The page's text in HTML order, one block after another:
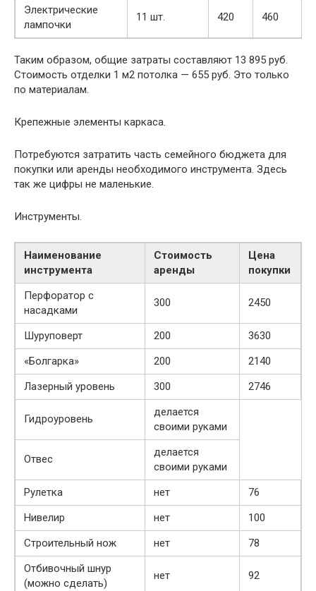
Электрические
лампочки
11 шт. 420 460
Таким образом, общие затраты составляют 13 895 руб.
Стоимость отделки 1 м2 потолка — 655 руб. Это только
по материалам.
Крепежные элементы каркаса.
Потребуются затратить часть семейного бюджета для
покупки или аренды необходимого инструмента. Здесь
так же цифры не маленькие.
Инструменты.
Наименование
инструмента
Стоимость
аренды
Цена
покупки
Перфоратор с
насадками
300 2450
Шуруповерт 200
3630
«Болгарка»
200
2140
Лазерный уровень
300 2746
Гидроуровень
делается
своими руками
Отвес
делается
своими руками
Рулетка
нет
76
Нивелир
нет
100
Строительный нож
нет
78
Отбивочный шнур
(можно сделать)
нет 92